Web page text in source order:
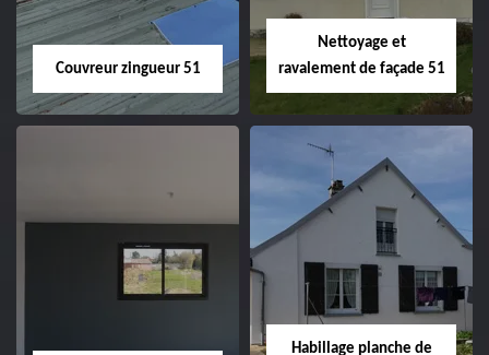
Couvreur zingueur 51
51
Nettoyage et
ravalement de façade 51
Nettoyage et
ravalement de
façade 51
Habillage planche de